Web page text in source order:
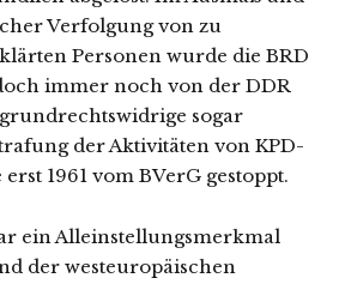
Verfolgung von zu
Personen wurde die BRD
immer noch von der DDR
sogar
der Aktivitäten von KPD-
1961 vom BVerG gestoppt.
ein Alleinstellungsmerkmal
der westeuropäischen